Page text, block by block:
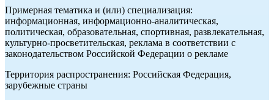
Примерная тематика и (или) специализация:
информационная, информационно-аналитическая,
политическая, образовательная, спортивная, развлекательная,
культурно-просветительская, реклама в соответствии с
законодательством Российской Федерации о рекламе
Территория распространения: Российская Федерация,
зарубежные страны